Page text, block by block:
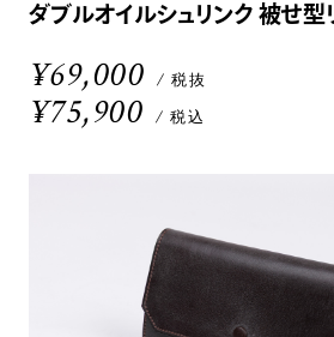
ダブルオイルシュリンク 被せ型
¥69,000 / 税抜
¥75,900 / 税込